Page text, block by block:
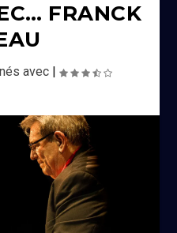
FRANCK
avec |